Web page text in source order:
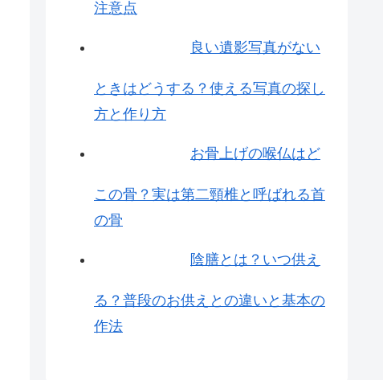
注意点
良い遺影写真がない
ときはどうする？使える写真の探し
方と作り方
お骨上げの喉仏はど
この骨？実は第二頸椎と呼ばれる首
の骨
陰膳とは？いつ供え
る？普段のお供えとの違いと基本の
作法